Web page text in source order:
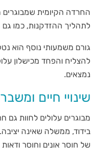
החרדה הקיומית שמבוגרים
לתהליך ההזדקנות, כמו
גורם משמעותי נוסף הוא
להצליח והפחד מכישלון
נמצאים.
שינויי חיים
מבוגרים עלולים לחוות גם
בידוד, ממשלה שאינה יציבה.
של חוסר אונים וחוסר